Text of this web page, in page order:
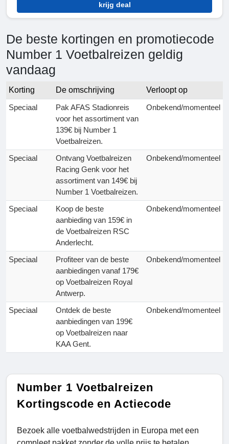
krijg deal
De beste kortingen en promotiecode
Number 1 Voetbalreizen geldig
vandaag
Korting De omschrijving
Verloopt op
Speciaal
Pak AFAS Stadionreis
voor het assortiment van
139€ bij Number 1
Voetbalreizen.
Onbekend/momenteel
Speciaal
Ontvang Voetbalreizen
Racing Genk voor het
assortiment van 149€ bij
Number 1 Voetbalreizen.
Onbekend/momenteel
Speciaal
Koop de beste
aanbieding van 159€ in
de Voetbalreizen RSC
Anderlecht.
Onbekend/momenteel
Speciaal
Profiteer van de beste
aanbiedingen vanaf 179€
op Voetbalreizen Royal
Antwerp.
Onbekend/momenteel
Speciaal
Ontdek de beste
aanbiedingen van 199€
op Voetbalreizen naar
KAA Gent.
Onbekend/momenteel
Number 1 Voetbalreizen
Kortingscode en Actiecode
Bezoek alle voetbalwedstrijden in Europa met een